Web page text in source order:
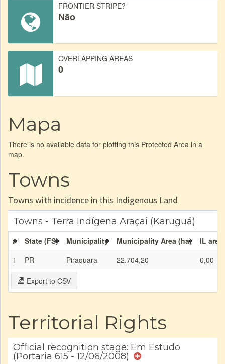
FRONTIER STRIPE?
Não
OVERLAPPING AREAS
0
Mapa
There is no available data for plotting this Protected Area in a
map.
Towns
Towns with incidence in this Indigenous Land
Towns - Terra Indígena Araçai (Karuguá)
# State (FS) Municipality Municipality Area (ha)
IL
1
PR Piraquara 22.704,20 0,00
Export to CSV
Territorial Rights
Official recognition stage: Em Estudo
(Portaria 615 - 12/06/2008)